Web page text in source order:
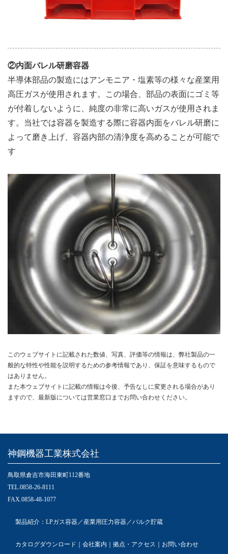
②内面バレル研磨容器
半導体部品の製造にはアンモニア・塩素等の様々な産業用
高圧ガスが使用されます。この場合、部品の表面にゴミ等
が付着しないように、純度の非常に高いガスが使用されま
す。当社では容器を製造する際に容器内面をバレル研磨に
よって磨き上げ、容器内部の清浄度を高めることが可能で
す
このウェブサイトに記載された数値、写真、評価等の情報は、弊社製品の一
般的な特性や性能を説明するための参考情報であり、保証を意味するもので
はありません。
また本ウェブサイトに記載の情報は今後、予告なしに変更される場合があり
ますので、最新版については営業窓口までお問い合わせください。
神鋼機器工業株式会社
鳥取県倉吉市海田東町112番地
TEL.0858-26-8111
FAX.0858-48-1077
製品紹介 ： LPガス容器／ 産業用圧力容器／バルク貯蔵
カタログダウンロード ｜ 会社案内 ｜ 拠点・アクセス ｜ お問い合わせ